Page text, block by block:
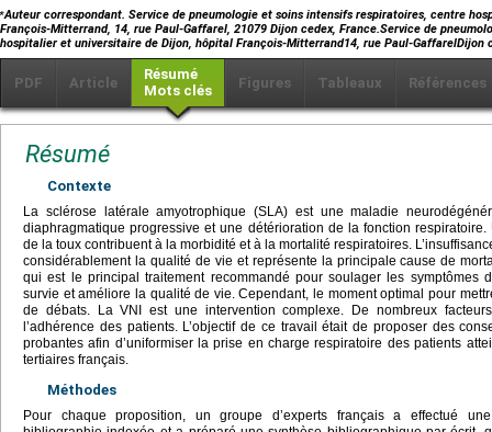
⁎Auteur correspondant. Service de pneumologie et soins intensifs respiratoires, centre
François-Mitterrand, 14, rue Paul-Gaffarel, 21079 Dijon cedex, France.Service de
hospitalier et universitaire de Dijon, hôpital François-Mitterrand14, rue Paul-GaffarelDijon
PDF Article
Résumé
Mots clés
Figures Tableaux Références
Résumé
Contexte
La sclérose latérale amyotrophique (SLA) est une maladie
diaphragmatique progressive et une détérioration de la fonction
de la toux contribuent à la morbidité et à la mortalité respiratoires.
considérablement la qualité de vie et représente la principale cause de
qui est le principal traitement recommandé pour soulager les symptômes
survie et améliore la qualité de vie. Cependant, le moment optimal pour
de débats. La VNI est une intervention complexe. De nombreux
l’adhérence des patients. L’objectif de ce travail était de proposer des
probantes afin d’uniformiser la prise en charge respiratoire des patients
tertiaires français.
Méthodes
Pour chaque proposition, un groupe d’experts français a effectué